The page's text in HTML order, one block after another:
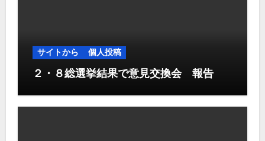
サイトから 個人投稿
２・８総選挙結果で意見交換会 報告